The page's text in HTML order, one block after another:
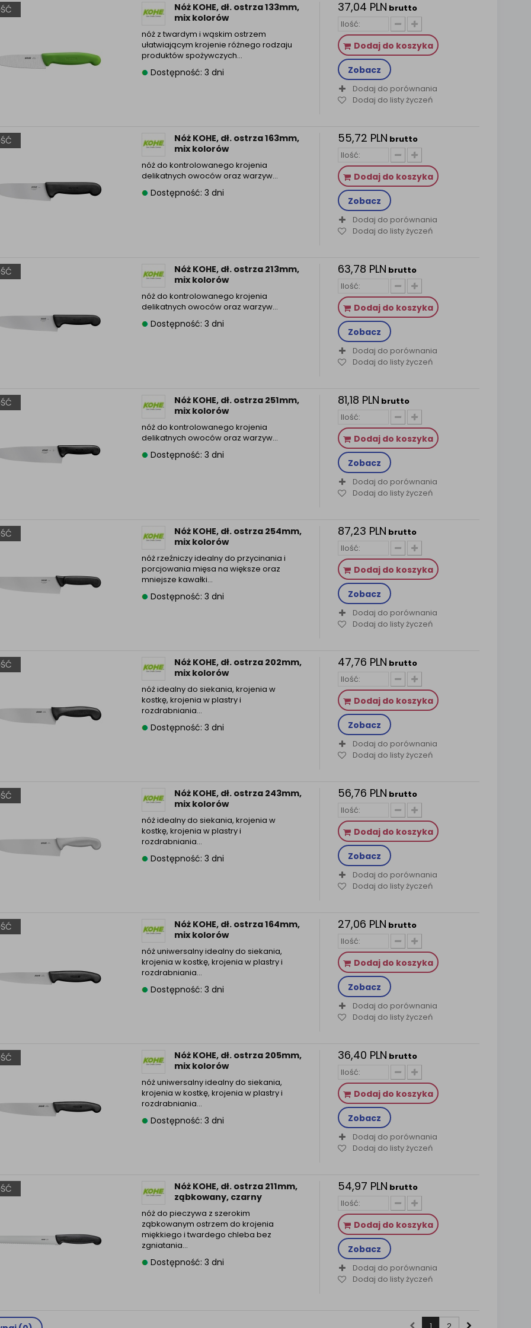
Nóż KOHE, dł. ostrza 133mm,
mix kolorów
nóż z twardym i wąskim ostrzem
ułatwiającym krojenie różnego rodzaju
produktów spożywczych…
Dostępność: 3 dni
37,04 PLN brutto
Dodaj do koszyka
Zobacz
Dodaj do porównania
Dodaj do listy życzeń
Nóż KOHE, dł. ostrza 163mm,
mix kolorów
nóż do kontrolowanego krojenia
delikatnych owoców oraz warzyw…
Dostępność: 3 dni
55,72 PLN brutto
Dodaj do koszyka
Zobacz
Dodaj do porównania
Dodaj do listy życzeń
Nóż KOHE, dł. ostrza 213mm,
mix kolorów
nóż do kontrolowanego krojenia
delikatnych owoców oraz warzyw…
Dostępność: 3 dni
63,78 PLN brutto
Dodaj do koszyka
Zobacz
Dodaj do porównania
Dodaj do listy życzeń
Nóż KOHE, dł. ostrza 251mm,
mix kolorów
nóż do kontrolowanego krojenia
delikatnych owoców oraz warzyw…
Dostępność: 3 dni
81,18 PLN brutto
Dodaj do koszyka
Zobacz
Dodaj do porównania
Dodaj do listy życzeń
Nóż KOHE, dł. ostrza 254mm,
mix kolorów
nóż rzeźniczy idealny do przycinania i
porcjowania mięsa na większe oraz
mniejsze kawałki…
Dostępność: 3 dni
87,23 PLN brutto
Dodaj do koszyka
Zobacz
Dodaj do porównania
Dodaj do listy życzeń
Nóż KOHE, dł. ostrza 202mm,
mix kolorów
nóż idealny do siekania, krojenia w
kostkę, krojenia w plastry i
rozdrabniania…
Dostępność: 3 dni
47,76 PLN brutto
Dodaj do koszyka
Zobacz
Dodaj do porównania
Dodaj do listy życzeń
Nóż KOHE, dł. ostrza 243mm,
mix kolorów
nóż idealny do siekania, krojenia w
kostkę, krojenia w plastry i
rozdrabniania…
Dostępność: 3 dni
56,76 PLN brutto
Dodaj do koszyka
Zobacz
Dodaj do porównania
Dodaj do listy życzeń
Nóż KOHE, dł. ostrza 164mm,
mix kolorów
nóż uniwersalny idealny do siekania,
krojenia w kostkę, krojenia w plastry i
rozdrabniania…
Dostępność: 3 dni
27,06 PLN brutto
Dodaj do koszyka
Zobacz
Dodaj do porównania
Dodaj do listy życzeń
Nóż KOHE, dł. ostrza 205mm,
mix kolorów
nóż uniwersalny idealny do siekania,
krojenia w kostkę, krojenia w plastry i
rozdrabniania…
Dostępność: 3 dni
36,40 PLN brutto
Dodaj do koszyka
Zobacz
Dodaj do porównania
Dodaj do listy życzeń
Nóż KOHE, dł. ostrza 211mm,
ząbkowany, czarny
nóż do pieczywa z szerokim
ząbkowanym ostrzem do krojenia
miękkiego i twardego chleba bez
zgniatania…
Dostępność: 3 dni
54,97 PLN brutto
Dodaj do koszyka
Zobacz
Dodaj do porównania
Dodaj do listy życzeń
1 2
(rozwiń)